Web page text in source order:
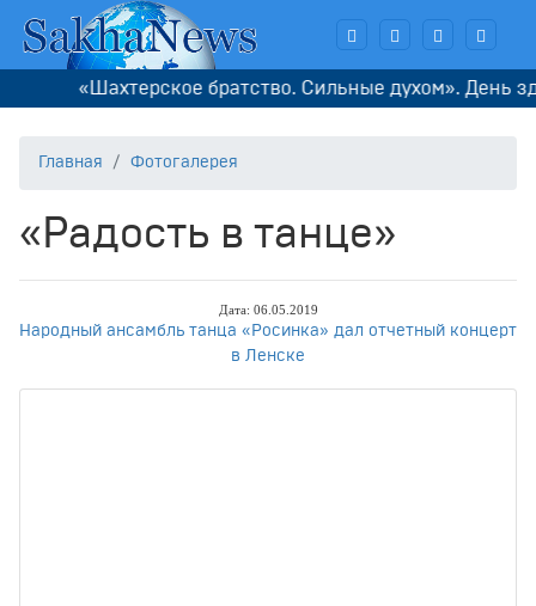
«Шахтерское братство. Сильные духом». День
Главная Фотогалерея
«Радость в танце»
Дата: 06.05.2019
Народный ансамбль танца «Росинка» дал отчетный концерт
в Ленске